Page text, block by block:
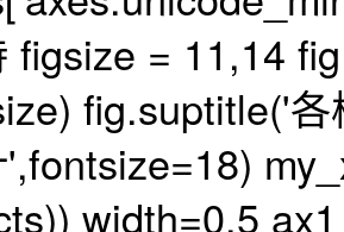
figsize = 11,14
fig.suptitle('
width=0.5